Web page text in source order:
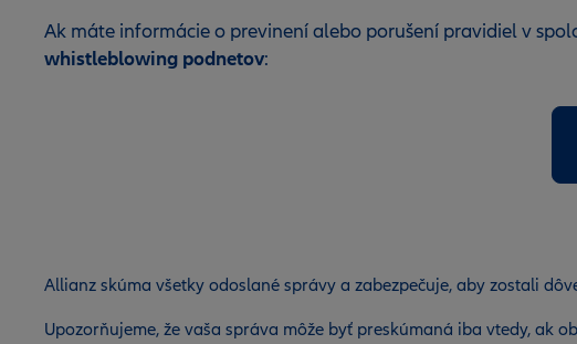
Ak máte informácie o previnení alebo porušení pravidiel v
whistleblowing podnetov:
Allianz skúma všetky odoslané správy a zabezpečuje, aby zostali
Upozorňujeme, že vaša správa môže byť preskúmaná iba vtedy, ak